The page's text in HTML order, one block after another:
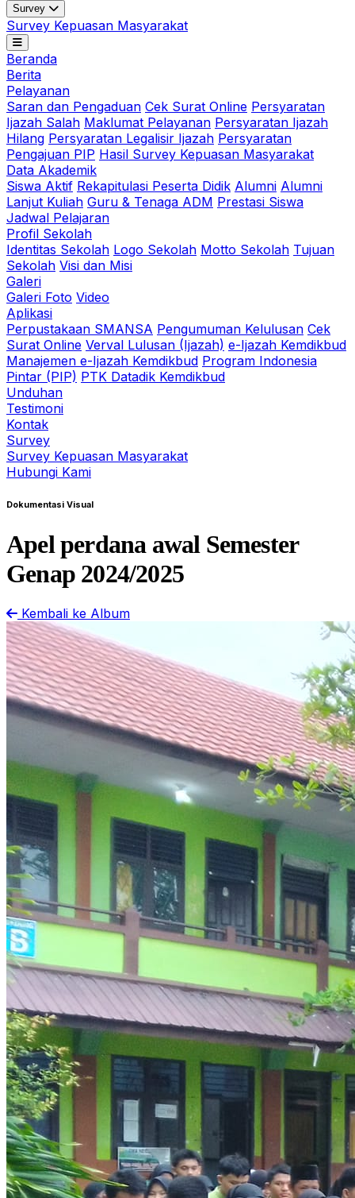
Survey
Survey Kepuasan Masyarakat
Beranda
Berita
Pelayanan
Saran dan Pengaduan Cek Surat Online Persyaratan
Ijazah Salah Maklumat Pelayanan Persyaratan Ijazah
Hilang Persyaratan Legalisir Ijazah Persyaratan
Pengajuan PIP Hasil Survey Kepuasan Masyarakat
Data Akademik
Siswa Aktif Rekapitulasi Peserta Didik Alumni Alumni
Lanjut Kuliah Guru & Tenaga ADM Prestasi Siswa
Jadwal Pelajaran
Profil Sekolah
Identitas Sekolah Logo Sekolah Motto Sekolah Tujuan
Sekolah Visi dan Misi
Galeri
Galeri Foto Video
Aplikasi
Perpustakaan SMANSA Pengumuman Kelulusan Cek
Surat Online Verval Lulusan (Ijazah) e-Ijazah Kemdikbud
Manajemen e-Ijazah Kemdikbud Program Indonesia
Pintar (PIP) PTK Datadik Kemdikbud
Unduhan
Testimoni
Kontak
Survey
Survey Kepuasan Masyarakat
Hubungi Kami
Dokumentasi Visual
Apel perdana awal Semester
Genap 2024/2025
Kembali ke Album